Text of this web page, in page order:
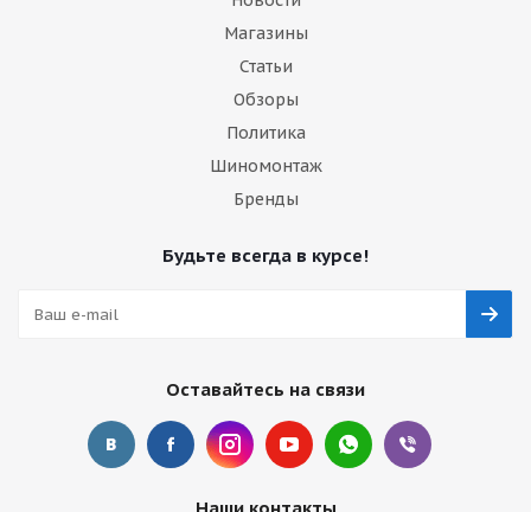
Магазины
Статьи
Обзоры
Политика
Шиномонтаж
Бренды
Будьте всегда в курсе!
Оставайтесь на связи